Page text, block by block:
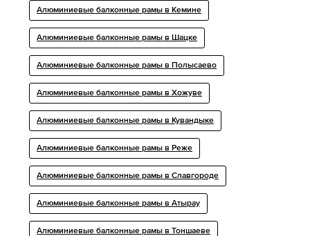
Алюминиевые балконные рамы в Кемине
Алюминиевые балконные рамы в Шацке
Алюминиевые балконные рамы в Полысаево
Алюминиевые балконные рамы в Хожуве
Алюминиевые балконные рамы в Кувандыке
Алюминиевые балконные рамы в Реже
Алюминиевые балконные рамы в Славгороде
Алюминиевые балконные рамы в Атырау
Алюминиевые балконные рамы в Тоншаеве